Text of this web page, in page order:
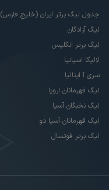
جدول لیگ برتر ایران (خلیج فارس)
لیگ آزادگان
لیگ برتر انگلیس
لالیگا اسپانیا
سری آ ایتالیا
لیگ قهرمانان اروپا
لیگ نخبگان آسیا
لیگ قهرمانان آسیا دو
لیگ برتر فوتسال